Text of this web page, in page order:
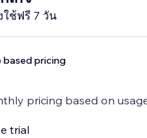
ช้ฟรี 7 วัน
based pricing
pricing based on
trial